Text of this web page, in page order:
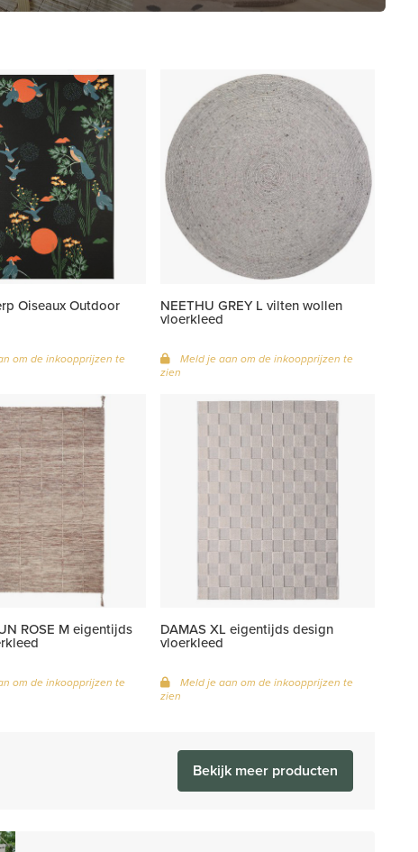
Oiseaux Outdoor
om de inkoopprijzen te
NEETHU GREY L vilten wollen
vloerkleed
Meld je aan om de inkoopprijzen te
zien
ROSE M eigentijds
om de inkoopprijzen te
DAMAS XL eigentijds design
vloerkleed
Meld je aan om de inkoopprijzen te
zien
Bekijk meer producten